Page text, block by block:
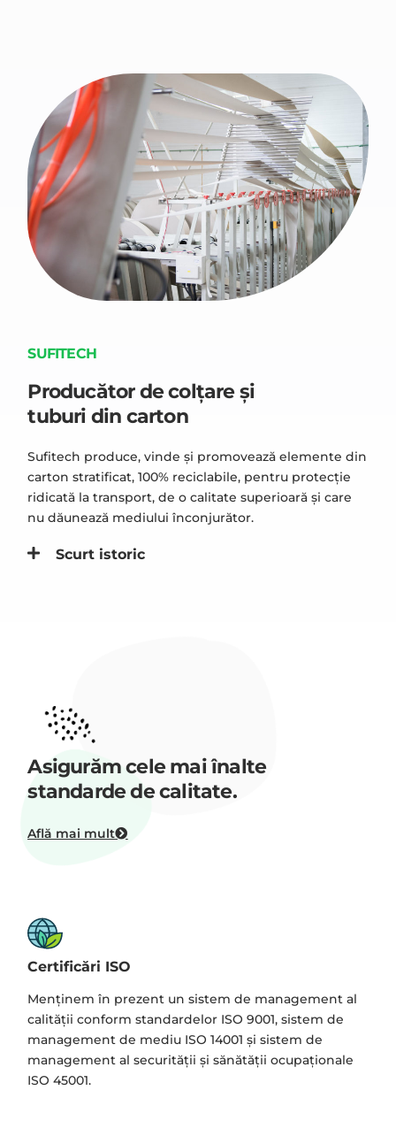
SUFITECH
Producător de colțare și
tuburi din carton
Sufitech produce, vinde şi promovează elemente din
carton stratificat, 100% reciclabile, pentru protecţie
ridicată la transport, de o calitate superioară și care
nu dăunează mediului înconjurător.
Scurt istoric
Asigurăm cele mai înalte
standarde de calitate.
Află mai mult
Certificări ISO
Menținem în prezent un sistem de management al
calităţii conform standardelor ISO 9001, sistem de
management de mediu ISO 14001 și sistem de
management al securității și sănătății ocupaționale
ISO 45001.